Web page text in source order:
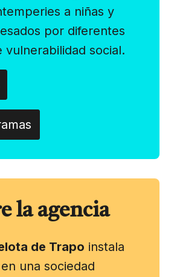
a niñas y
por diferentes
vulnerabilidad social.
la agencia
de Trapo instala
una sociedad